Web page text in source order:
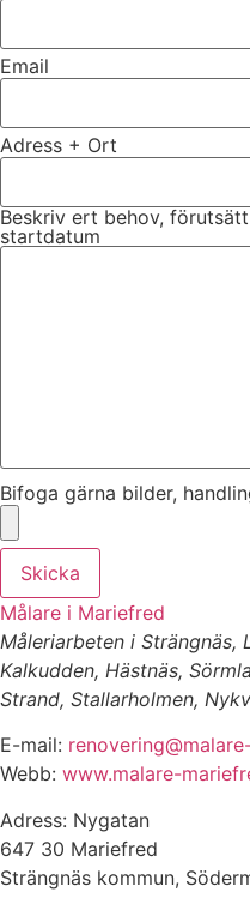
Email
Adress + Ort
Beskriv ert behov,
startdatum
Bifoga gärna bilder,
Skicka
Målare i Mariefred
Måleriarbeten i Strängnäs,
Kalkudden, Hästnäs,
Strand, Stallarholmen,
E-mail:
Webb: www.malare-
Adress: Nygatan
647 30 Mariefred
Strängnäs kommun,